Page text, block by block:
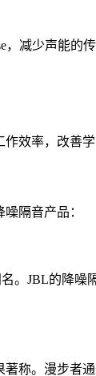
减少声能的传
效率，改善
隔音产品：
JBL的降
称。漫步者